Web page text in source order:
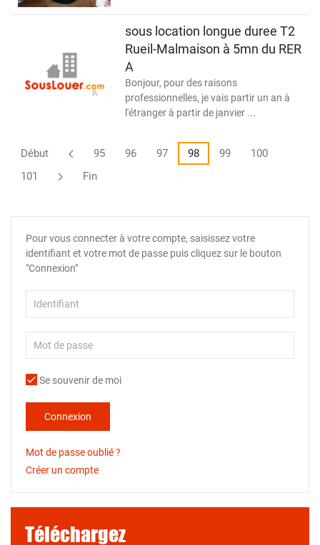
sous location longue duree T2
Rueil-Malmaison à 5mn du RER
A
Bonjour, pour des raisons
professionnelles, je vais partir un an à
l'étranger à partir de janvier ...
Début 95 96 97 98 99
100
101
Fin
Pour vous connecter à votre compte, saisissez votre
identifiant et votre mot de passe puis cliquez sur le bouton
"Connexion"
Se souvenir de moi
Connexion
Mot de passe oublié ?
Créer un compte
Téléchargez